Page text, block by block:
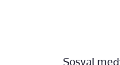
Sosyal